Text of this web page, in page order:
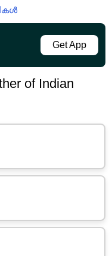
Get App
of Indian